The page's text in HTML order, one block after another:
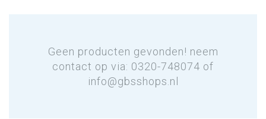
Geen producten gevonden! neem
contact op via: 0320-748074 of
info@gbsshops.nl